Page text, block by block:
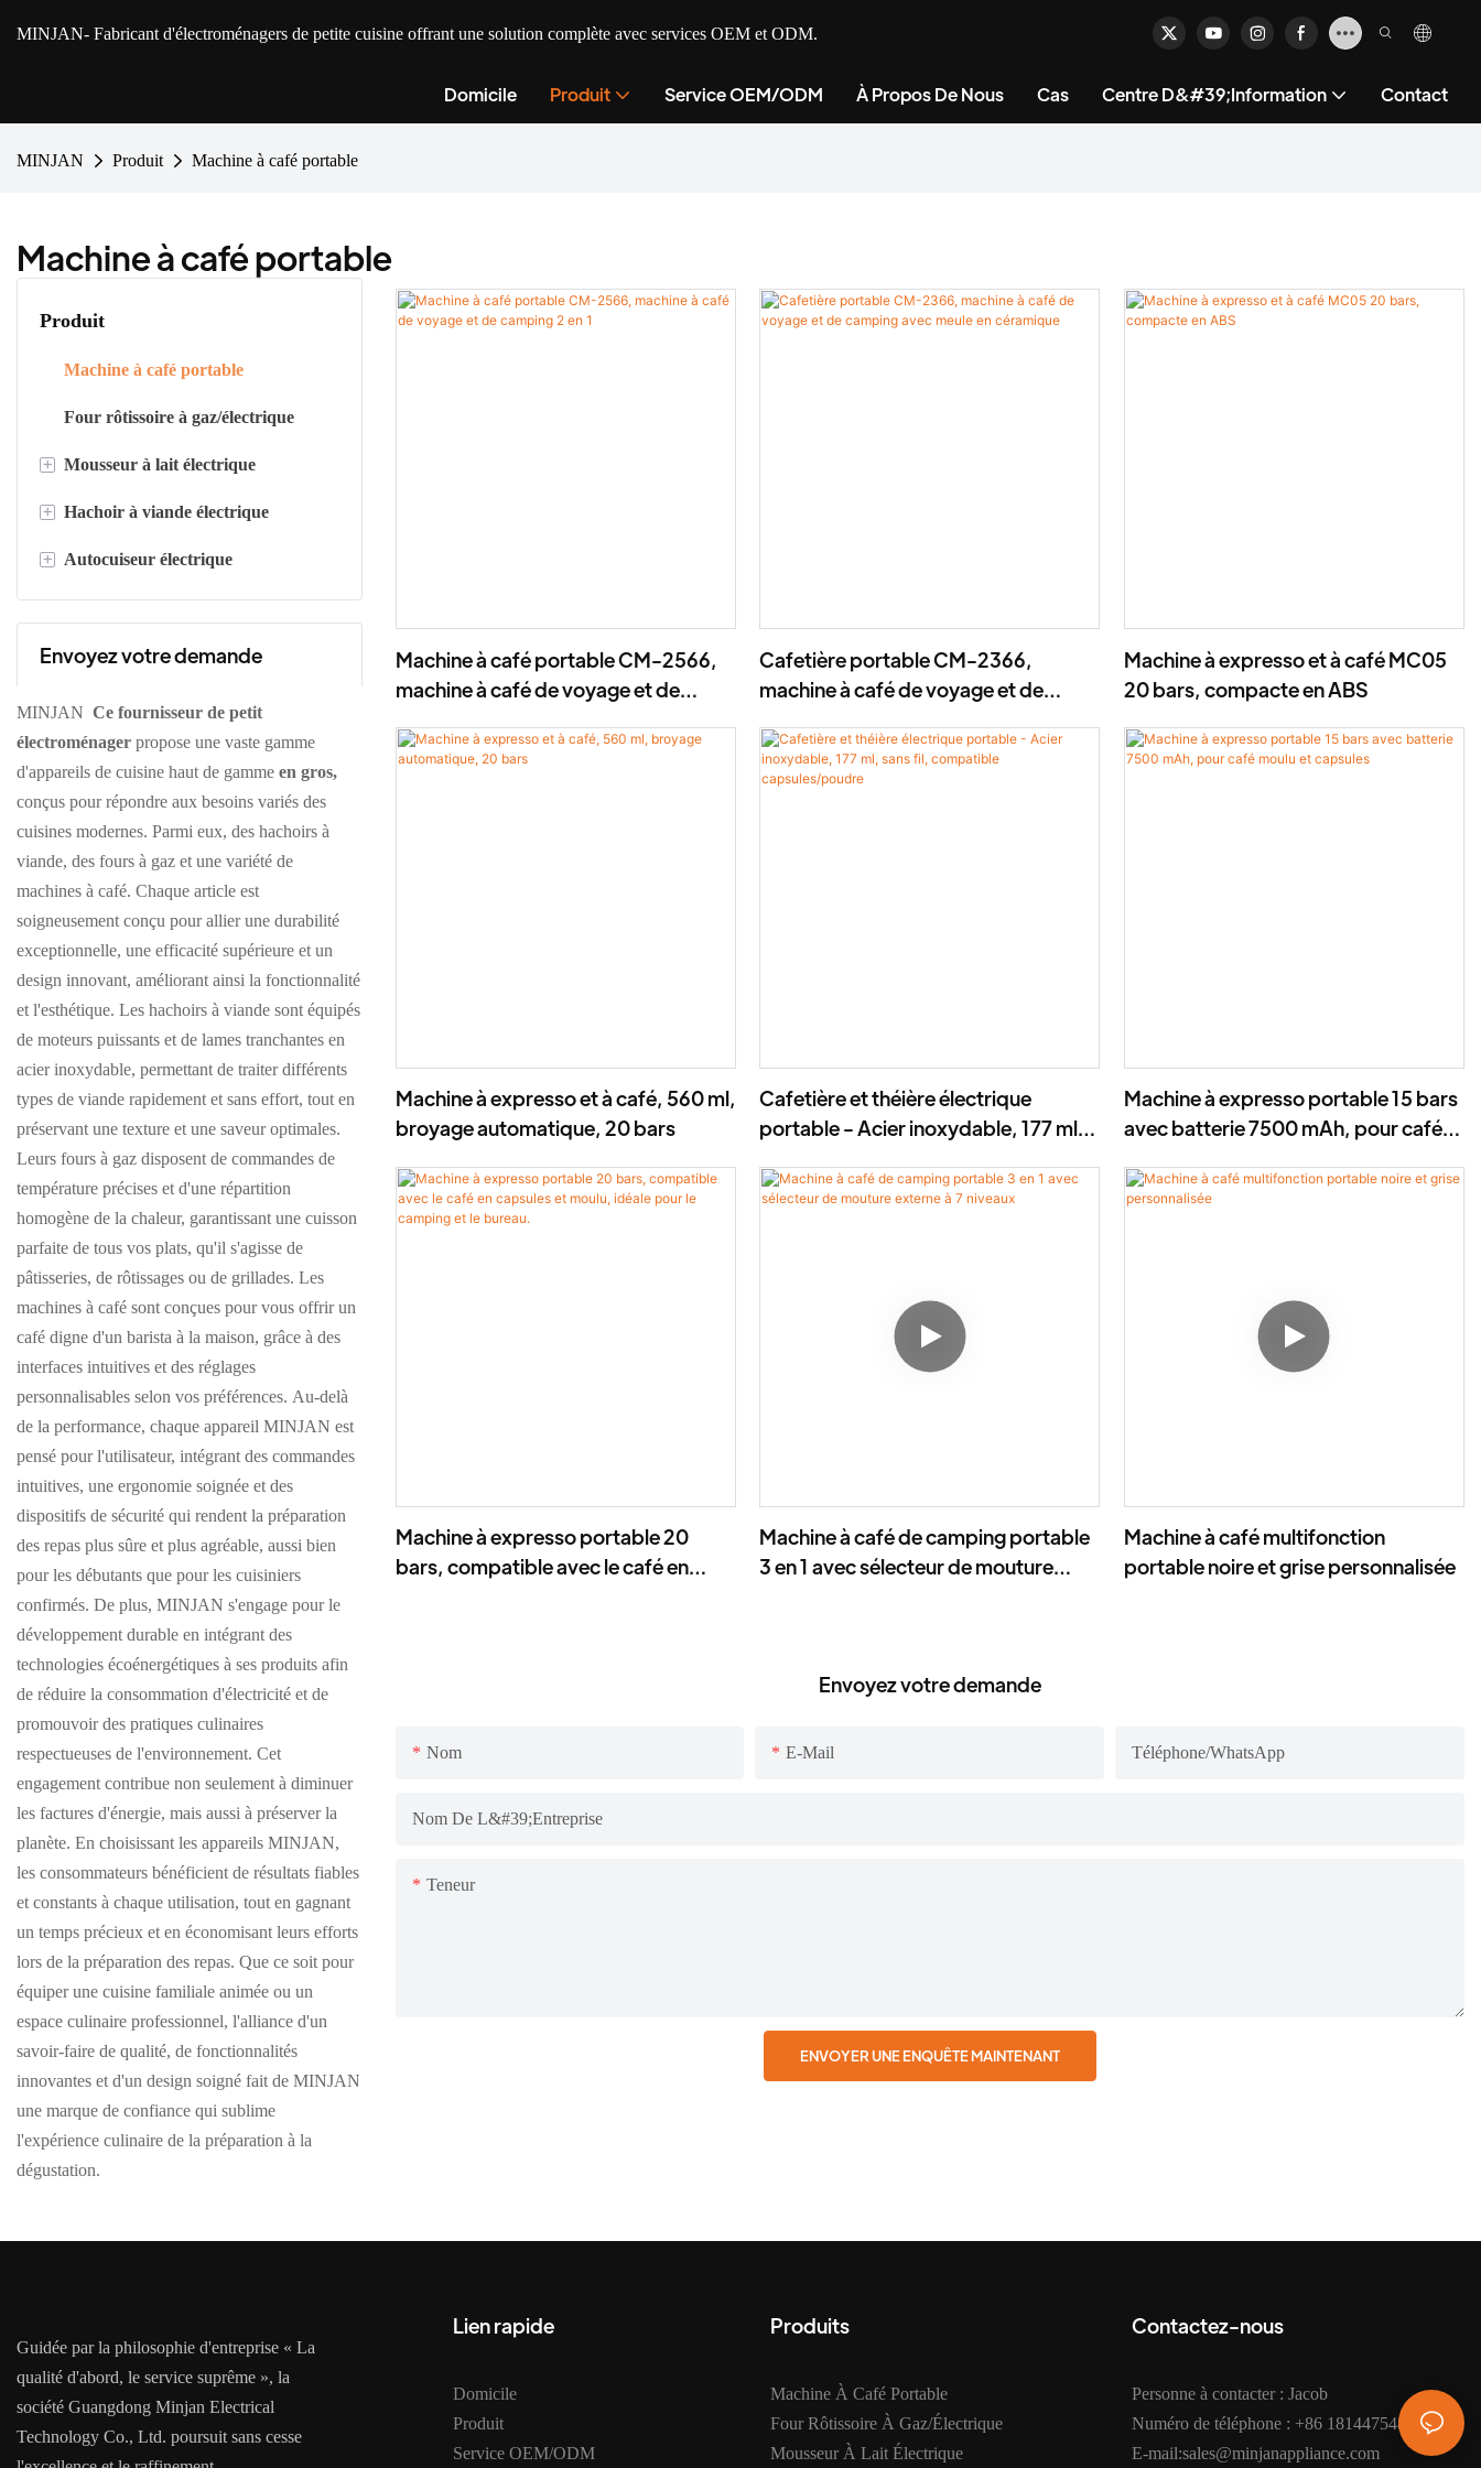
MINJAN- Fabricant d'électroménagers de petite cuisine offrant une solution complète avec services OEM et ODM.
Domicile Produit Service OEM/ODM À Propos De Nous Cas Centre D&#39;information Contact
MINJAN Produit Machine à café portable
Machine à café portable
Produit
Machine à café portable
Four rôtissoire à gaz/électrique
+ Mousseur à lait électrique
Mousseur à lait électrique 300 ml
Mousseur à lait électrique 600 ml
+ Hachoir à viande électrique
Hachoir à viande en acier inoxydable
Hachoir à viande en plastique
+ Autocuiseur électrique
Autocuiseur numérique
Autocuiseur mécanique
Envoyez votre demande
MINJAN Ce fournisseur de petit
électroménager propose une vaste gamme
d'appareils de cuisine haut de gamme en gros,
conçus pour répondre aux besoins variés des
cuisines modernes. Parmi eux, des hachoirs à
viande, des fours à gaz et une variété de
machines à café. Chaque article est
soigneusement conçu pour allier une durabilité
exceptionnelle, une efficacité supérieure et un
design innovant, améliorant ainsi la fonctionnalité
et l'esthétique. Les hachoirs à viande sont équipés
de moteurs puissants et de lames tranchantes en
acier inoxydable, permettant de traiter différents
types de viande rapidement et sans effort, tout en
préservant une texture et une saveur optimales.
Leurs fours à gaz disposent de commandes de
température précises et d'une répartition
homogène de la chaleur, garantissant une cuisson
parfaite de tous vos plats, qu'il s'agisse de
pâtisseries, de rôtissages ou de grillades. Les
machines à café sont conçues pour vous offrir un
café digne d'un barista à la maison, grâce à des
interfaces intuitives et des réglages
personnalisables selon vos préférences. Au-delà
de la performance, chaque appareil MINJAN est
pensé pour l'utilisateur, intégrant des commandes
intuitives, une ergonomie soignée et des
dispositifs de sécurité qui rendent la préparation
des repas plus sûre et plus agréable, aussi bien
pour les débutants que pour les cuisiniers
confirmés. De plus, MINJAN s'engage pour le
développement durable en intégrant des
technologies écoénergétiques à ses produits afin
de réduire la consommation d'électricité et de
promouvoir des pratiques culinaires
respectueuses de l'environnement. Cet
engagement contribue non seulement à diminuer
les factures d'énergie, mais aussi à préserver la
planète. En choisissant les appareils MINJAN,
les consommateurs bénéficient de résultats fiables
et constants à chaque utilisation, tout en gagnant
un temps précieux et en économisant leurs efforts
lors de la préparation des repas. Que ce soit pour
équiper une cuisine familiale animée ou un
espace culinaire professionnel, l'alliance d'un
savoir-faire de qualité, de fonctionnalités
innovantes et d'un design soigné fait de MINJAN
une marque de confiance qui sublime
l'expérience culinaire de la préparation à la
dégustation.
Machine à café portable CM-2566,
machine à café de voyage et de
Cafetière portable CM-2366,
machine à café de voyage et de
Machine à expresso et à café MC05
20 bars, compacte en ABS
Machine à expresso et à café, 560 ml,
broyage automatique, 20 bars
Cafetière et théière électrique
portable - Acier inoxydable, 177 ml,
Machine à expresso portable 15 bars
avec batterie 7500 mAh, pour café
Machine à expresso portable 20
bars, compatible avec le café en
Machine à café de camping portable
3 en 1 avec sélecteur de mouture
Machine à café multifonction
portable noire et grise personnalisée
Envoyez votre demande
Nom E-Mail Téléphone/WhatsApp
Nom De L&#39;entreprise
Teneur
ENVOYER UNE ENQUÊTE MAINTENANT
Guidée par la philosophie d'entreprise « La
qualité d'abord, le service suprême », la
société Guangdong Minjan Electrical
Technology Co., Ltd. poursuit sans cesse
Lien rapide
Domicile
Produit
Service OEM/ODM
Produits
Machine À Café Portable
Four Rôtissoire À Gaz/électrique
Mousseur À Lait Électrique
Contactez-nous
Personne à contacter : Jacob
Numéro de téléphone : +86 18144754872
E-mail:sales@minjanappliance.com